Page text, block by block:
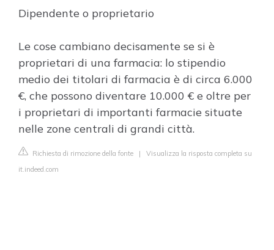
Dipendente o proprietario
Le cose cambiano decisamente se si è
proprietari di una farmacia: lo stipendio
medio dei titolari di farmacia è di circa 6.000
€, che possono diventare 10.000 € e oltre per
i proprietari di importanti farmacie situate
nelle zone centrali di grandi città.
Richiesta di rimozione della fonte | Visualizza la risposta completa su
it.indeed.com